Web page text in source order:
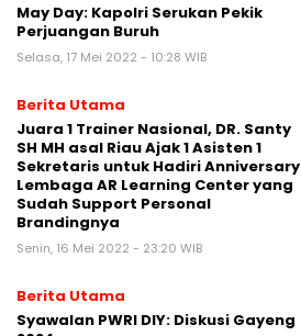
May Day: Kapolri Serukan Pekik
Perjuangan Buruh
Selasa, 17 Mei 2022 - 10:28 WIB
Berita Utama
Juara 1 Trainer Nasional, DR. Santy
SH MH asal Riau Ajak 1 Asisten 1
Sekretaris untuk Hadiri Anniversary
Lembaga AR Learning Center yang
Sudah Support Personal
Brandingnya
Senin, 16 Mei 2022 - 23:20 WIB
Berita Utama
Syawalan PWRI DIY: Diskusi Gayeng